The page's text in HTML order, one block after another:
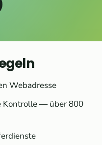
Webadresse
Kontrolle — über 800